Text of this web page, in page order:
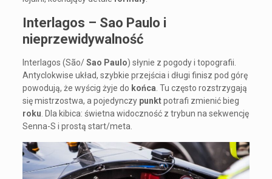
Interlagos – Sao Paulo i
nieprzewidywalność
Interlagos (São/Sao Paulo) słynie z pogody i topografii.
Antyclokwise układ, szybkie przejścia i długi finisz pod górę
powodują, że wyścig żyje do końca . Tu często rozstrzygają
się mistrzostwa, a pojedynczy punktpotrafi zmienić bieg
roku . Dla kibica: świetna widoczność z trybun na sekwencję
Senna-S i prostą start/meta.